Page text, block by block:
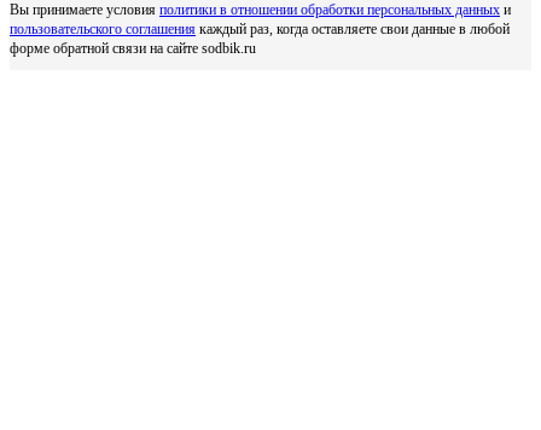
Вы принимаете условия политики в отношении обработки персональных данных и
пользовательского соглашения каждый раз, когда оставляете свои данные в любой
форме обратной связи на сайте sodbik.ru